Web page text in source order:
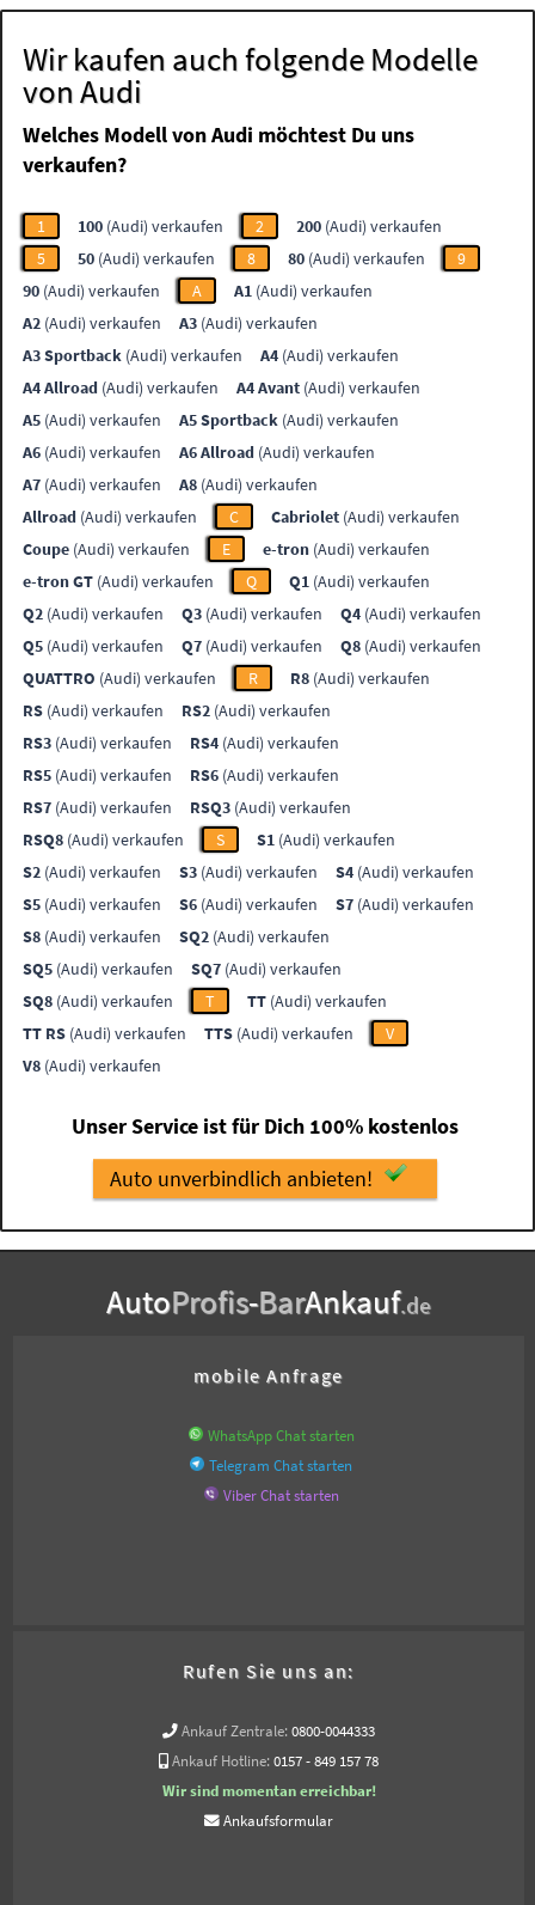
Wir kaufen auch folgende Modelle
von Audi
Welches Modell von Audi möchtest Du uns
verkaufen?
1 100 (Audi) verkaufen 2 200 (Audi) verkaufen
5
50 (Audi) verkaufen 8 80 (Audi) verkaufen
9
90 (Audi) verkaufen A A1 (Audi) verkaufen
A2 (Audi) verkaufen A3 (Audi) verkaufen
A3 Sportback (Audi) verkaufen A4 (Audi) verkaufen
A4 Allroad (Audi) verkaufen A4 Avant (Audi) verkaufen
A5 (Audi) verkaufen A5 Sportback (Audi) verkaufen
A6 (Audi) verkaufen A6 Allroad (Audi) verkaufen
A7 (Audi) verkaufen A8 (Audi) verkaufen
Allroad (Audi) verkaufen C Cabriolet (Audi) verkaufen
Coupe (Audi) verkaufen E e-tron (Audi) verkaufen
e-tron GT (Audi) verkaufen Q Q1 (Audi) verkaufen
Q2 (Audi) verkaufen Q3 (Audi) verkaufen Q4 (Audi) verkaufen
Q5 (Audi) verkaufen Q7 (Audi) verkaufen Q8 (Audi) verkaufen
QUATTRO (Audi) verkaufen R R8 (Audi) verkaufen
RS (Audi) verkaufen RS2 (Audi) verkaufen
RS3 (Audi) verkaufen RS4 (Audi) verkaufen
RS5 (Audi) verkaufen RS6 (Audi) verkaufen
RS7 (Audi) verkaufen RSQ3 (Audi) verkaufen
RSQ8 (Audi) verkaufen S S1 (Audi) verkaufen
S2 (Audi) verkaufen S3 (Audi) verkaufen S4 (Audi) verkaufen
S5 (Audi) verkaufen S6 (Audi) verkaufen S7 (Audi) verkaufen
S8 (Audi) verkaufen SQ2 (Audi) verkaufen
SQ5 (Audi) verkaufen SQ7 (Audi) verkaufen
SQ8 (Audi) verkaufen T TT (Audi) verkaufen
TT RS (Audi) verkaufen TTS (Audi) verkaufen
V
V8 (Audi) verkaufen
Unser Service ist für Dich 100% kostenlos
Auto unverbindlich anbieten!
AutoProfis-BarAnkauf.de
mobile Anfrage
WhatsApp Chat starten
Telegram Chat starten
Viber Chat starten
Rufen Sie uns an:
Ankauf Zentrale: 0800-0044333
Ankauf Hotline: 0157 - 849 157 78
Wir sind momentan erreichbar!
Ankaufsformular